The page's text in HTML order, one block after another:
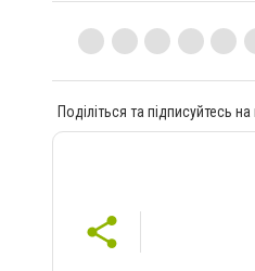
Поділіться та підписуйтесь